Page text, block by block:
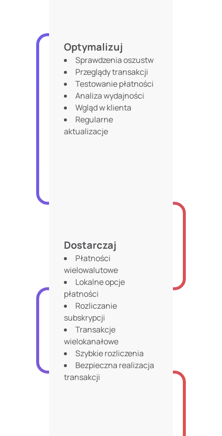
Optymalizuj
Sprawdzenia oszustw
Przeglądy transakcji
Testowanie płatności
Analiza wydajności
Wgląd w klienta
Regularne
aktualizacje
Dostarczaj
Płatności
wielowalutowe
Lokalne opcje
płatności
Rozliczanie
subskrypcji
Transakcje
wielokanałowe
Szybkie rozliczenia
Bezpieczna realizacja
transakcji